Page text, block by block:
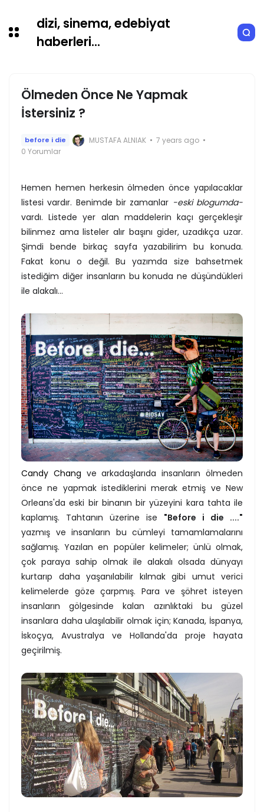
dizi, sinema, edebiyat
haberleri...
Ölmeden Önce Ne Yapmak
İstersiniz ?
before i die MUSTAFA ALNIAK
7 years ago
0 Yorumlar
Hemen hemen herkesin ölmeden önce yapılacaklar
listesi vardır. Benimde bir zamanlar -eski blogumda-
vardı. Listede yer alan maddelerin kaçı gerçekleşir
bilinmez ama listeler alır başını gider, uzadıkça uzar.
Şimdi bende birkaç sayfa yazabilirim bu konuda.
Fakat konu o değil. Bu yazımda size bahsetmek
istediğim diğer insanların bu konuda ne düşündükleri
ile alakalı...
Candy Chang ve arkadaşlarıda insanların ölmeden
önce ne yapmak istediklerini merak etmiş ve New
Orleans'da eski bir binanın bir yüzeyini kara tahta ile
kaplamış. Tahtanın üzerine ise "Before i die ...."
yazmış ve insanların bu cümleyi tamamlamalarını
sağlamış. Yazılan en popüler kelimeler; ünlü olmak,
çok paraya sahip olmak ile alakalı olsada dünyayı
kurtarıp daha yaşanılabilir kılmak gibi umut verici
kelimelerde göze çarpmış. Para ve şöhret isteyen
insanların gölgesinde kalan azınlıktaki bu güzel
insanlara daha ulaşılabilir olmak için; Kanada, İspanya,
İskoçya, Avustralya ve Hollanda'da proje hayata
geçirilmiş.